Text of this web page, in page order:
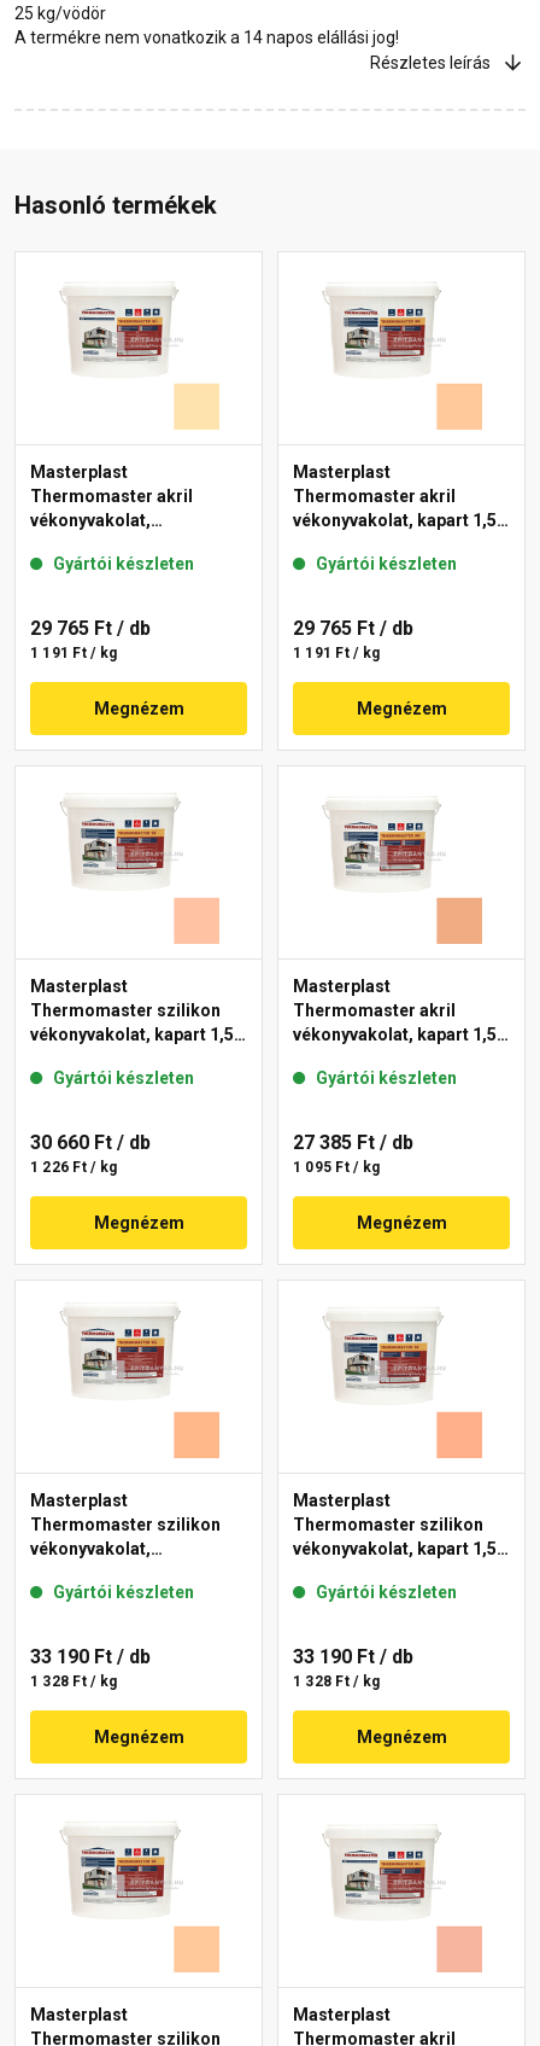
25 kg/vödör
A termékre nem vonatkozik a 14 napos elállási jog!
Részletes leírás
Hasonló termékek
Masterplast
Thermomaster akril
vékonyvakolat,
01-E 25 kg
Gyártói készleten
29 765 Ft / db
1 191 Ft / kg
Megnézem
Masterplast
Thermomaster akril
vékonyvakolat, kapart 1,5
Gyártói készleten
29 765 Ft / db
1 191 Ft / kg
Megnézem
Masterplast
Thermomaster szilikon
vékonyvakolat, kapart 1,5
Gyártói készleten
30 660 Ft / db
1 226 Ft / kg
Megnézem
Masterplast
Thermomaster akril
vékonyvakolat, kapart 1,5
Gyártói készleten
27 385 Ft / db
1 095 Ft / kg
Megnézem
Masterplast
Thermomaster szilikon
vékonyvakolat,
10-C 25 kg
Gyártói készleten
33 190 Ft / db
1 328 Ft / kg
Megnézem
Masterplast
Thermomaster szilikon
vékonyvakolat, kapart 1,5
Gyártói készleten
33 190 Ft / db
1 328 Ft / kg
Megnézem
Masterplast
Thermomaster szilikon
Masterplast
Thermomaster akril